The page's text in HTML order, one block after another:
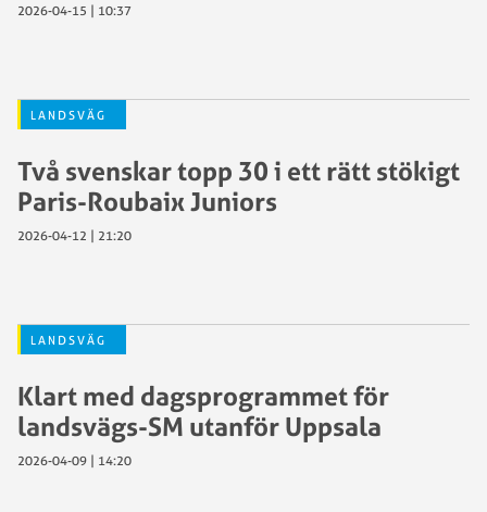
2026-04-15 | 10:37
LANDSVÄG
Två svenskar topp 30 i ett rätt stökigt
Paris-Roubaix Juniors
2026-04-12 | 21:20
LANDSVÄG
Klart med dagsprogrammet för
landsvägs-SM utanför Uppsala
2026-04-09 | 14:20